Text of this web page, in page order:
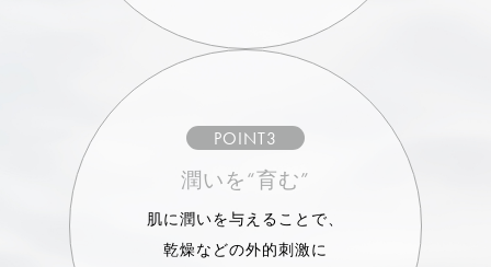
POINT3
潤いを“育む”
肌に潤いを与えることで、
乾燥などの外的刺激に